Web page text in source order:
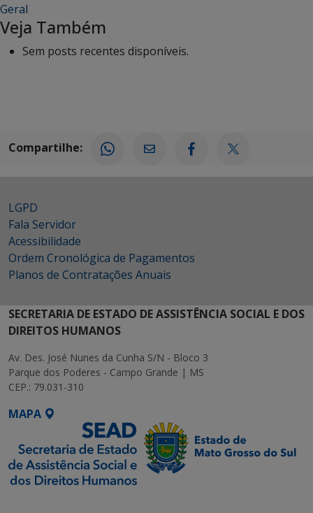
Geral
Veja Também
Sem posts recentes disponíveis.
Compartilhe:
LGPD
Fala Servidor
Acessibilidade
Ordem Cronológica de Pagamentos
Planos de Contratações Anuais
SECRETARIA DE ESTADO DE ASSISTÊNCIA SOCIAL E DOS
DIREITOS HUMANOS
Av. Des. José Nunes da Cunha S/N - Bloco 3
Parque dos Poderes - Campo Grande | MS
CEP.: 79.031-310
MAPA